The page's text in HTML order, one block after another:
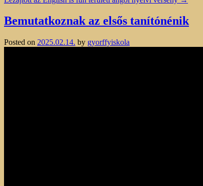
Bemutatkoznak az elsős tanítónénik
Posted on 2025.02.14. by gyorffyiskola